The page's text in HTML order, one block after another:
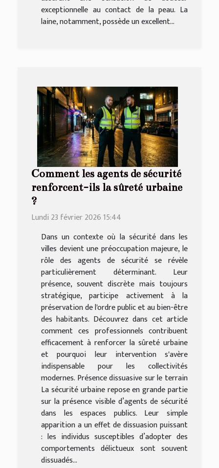
exceptionnelle au contact de la peau. La
laine, notamment, possède un excellent...
Comment les agents de sécurité
renforcent-ils la sûreté urbaine
?
Lundi 23 février 2026 15:44
Dans un contexte où la sécurité dans les
villes devient une préoccupation majeure, le
rôle des agents de sécurité se révèle
particulièrement déterminant. Leur
présence, souvent discrète mais toujours
stratégique, participe activement à la
préservation de l'ordre public et au bien-être
des habitants. Découvrez dans cet article
comment ces professionnels contribuent
efficacement à renforcer la sûreté urbaine
et pourquoi leur intervention s'avère
indispensable pour les collectivités
modernes. Présence dissuasive sur le terrain
La sécurité urbaine repose en grande partie
sur la présence visible d’agents de sécurité
dans les espaces publics. Leur simple
apparition a un effet de dissuasion puissant
: les individus susceptibles d’adopter des
comportements délictueux sont souvent
dissuadés...